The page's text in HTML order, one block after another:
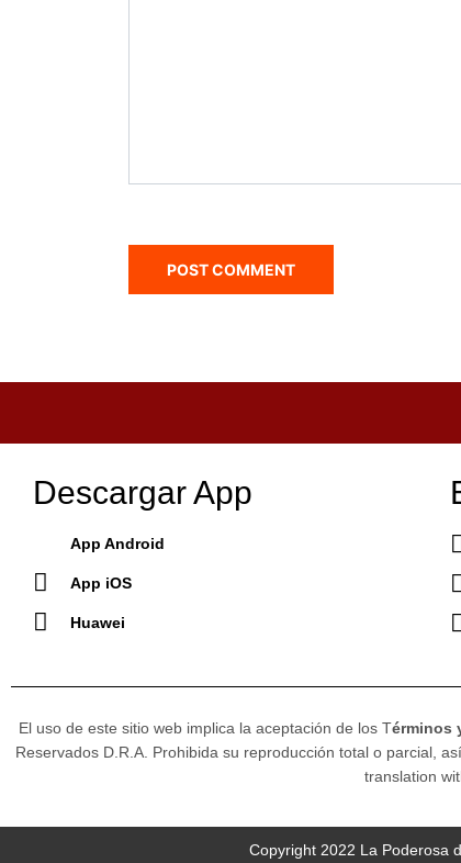
Descargar App
App Android
App iOS
Huawei
El uso de este sitio web implica la aceptación de los Términos
Reservados D.R.A. Prohibida su reproducción total o parcial,
translation
Copyright 2022 La Poderosa